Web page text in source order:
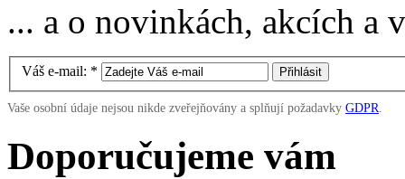
... a o novinkách, akcích
Váš e-mail: *
Vaše osobní údaje nejsou nikde zveřejňovány a splňují požadavky GDPR.
Doporučujeme vám